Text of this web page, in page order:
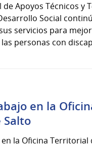
de Apoyos Técnicos y
Social
servicios para
personas con
en la
la Oficina Territorial